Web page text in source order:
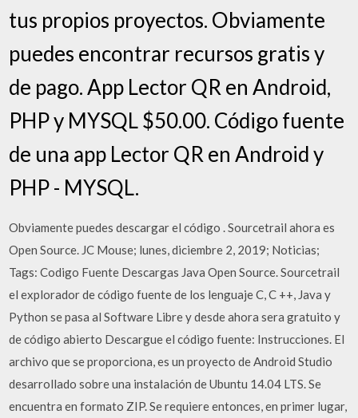
tus propios proyectos. Obviamente
puedes encontrar recursos gratis y
de pago. App Lector QR en Android,
PHP y MYSQL $50.00. Código fuente
de una app Lector QR en Android y
PHP - MYSQL.
Obviamente puedes descargar el código . Sourcetrail ahora es
Open Source. JC Mouse; lunes, diciembre 2, 2019; Noticias;
Tags: Codigo Fuente Descargas Java Open Source. Sourcetrail
el explorador de código fuente de los lenguaje C, C ++, Java y
Python se pasa al Software Libre y desde ahora sera gratuito y
de código abierto Descargue el código fuente: Instrucciones. El
archivo que se proporciona, es un proyecto de Android Studio
desarrollado sobre una instalación de Ubuntu 14.04 LTS. Se
encuentra en formato ZIP. Se requiere entonces, en primer lugar,